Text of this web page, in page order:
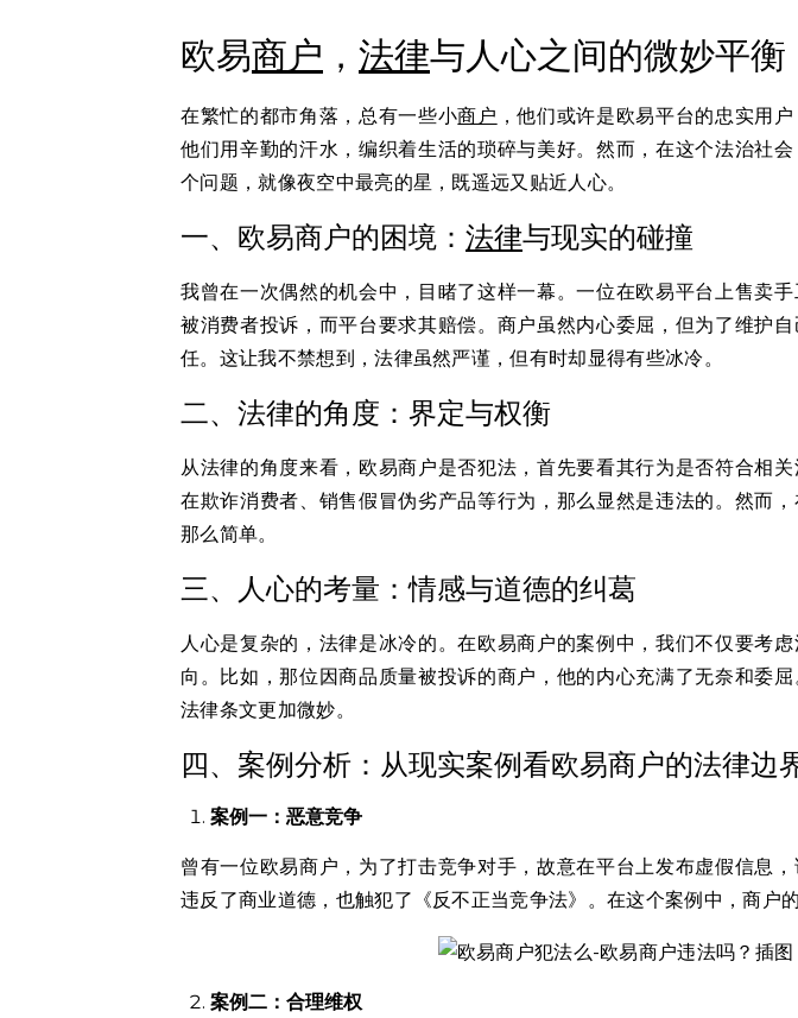
欧易商户 ， 法律与人心之间的微妙平衡
在繁忙的都市角落，总有一些小商户 ，他们或许是欧易平台的忠实用
他们用辛勤的汗水，编织着生活的琐碎与美好。然而，在这个法治社会
个问题，就像夜空中最亮的星，既遥远又贴近人心。
一、欧易商户的困境： 法律与现实的碰撞
我曾在一次偶然的机会中，目睹了这样一幕。一位在欧易平台上售卖
被消费者投诉，而平台要求其赔偿。商户虽然内心委屈，但为了维护
任。这让我不禁想到，法律虽然严谨，但有时却显得有些冰冷。
二、法律的角度：界定与权衡
从法律的角度来看，欧易商户是否犯法，首先要看其行为是否符合相
在欺诈消费者、销售假冒伪劣产品等行为，那么显然是违法的。然而
那么简单。
三、人心的考量：情感与道德的纠葛
人心是复杂的，法律是冰冷的。在欧易商户的案例中，我们不仅要考
向。比如，那位因商品质量被投诉的商户，他的内心充满了无奈和委
法律条文更加微妙。
四、案例分析：从现实案例看欧易商户的法律边
案例一：恶意竞争
曾有一位欧易商户，为了打击竞争对手，故意在平台上发布虚假信息
违反了商业道德，也触犯了《反不正当竞争法》。在这个案例中，商户
案例二：合理维权